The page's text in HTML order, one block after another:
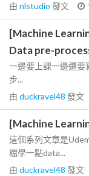
由 nlstudio 發文
[Machine
Data pre-
一邊要上課一邊還要
步...
由 duckravel48 發文
[Machine
這個系列文章是
檔學一點data...
由 duckravel48 發文